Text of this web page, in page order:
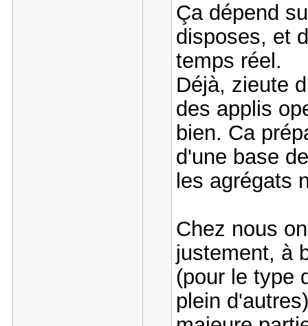
Ça dépend
disposes, et
temps réel.
Déjà, zieute
des applis
bien. Ca
d'une base
les agrégats
Chez nous
justement, à
(pour le type
plein